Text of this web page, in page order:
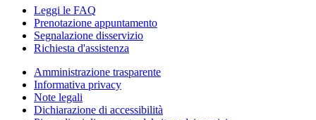
Leggi le FAQ
Prenotazione appuntamento
Segnalazione disservizio
Richiesta d'assistenza
Amministrazione trasparente
Informativa privacy
Note legali
Dichiarazione di accessibilità